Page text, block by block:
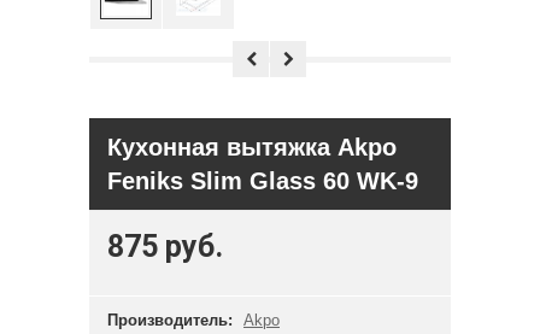
Кухонная вытяжка Akpo
Feniks Slim Glass 60 WK-9
875 руб.
Производитель:
Akpo